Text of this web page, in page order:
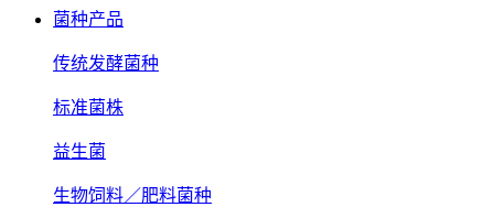
菌种产品
传统发酵菌种
标准菌株
益生菌
生物饲料／肥料菌种